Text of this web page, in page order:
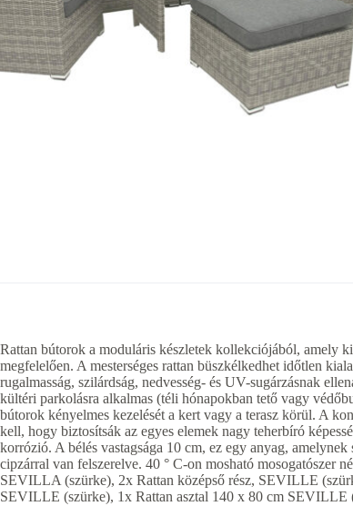
Rattan bútorok a moduláris készletek kollekciójából, amely
megfelelően. A mesterséges rattan büszkélkedhet időtlen
rugalmasság, szilárdság, nedvesség- és UV-sugárzásnak
kültéri parkolásra alkalmas (téli hónapokban tető vagy
bútorok kényelmes kezelését a kert vagy a terasz körül. A
kell, hogy biztosítsák az egyes elemek nagy teherbíró
korrózió. A bélés vastagsága 10 cm, ez egy anyag,
cipzárral van felszerelve. 40 ° C-on mosható mosogatószer
SEVILLA (szürke), 2x Rattan középső rész, SEVILLE
SEVILLE (szürke), 1x Rattan asztal 140 x 80 cm